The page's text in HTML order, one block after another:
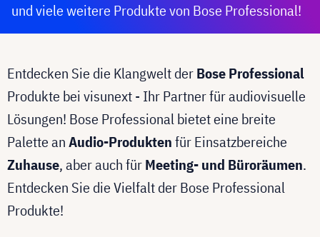
und viele weitere Produkte von Bose Professional!
Entdecken Sie die Klangwelt derBose Professional
Produkte bei visunext - Ihr Partner für audiovisuelle
Lösungen! Bose Professional bietet eine breite
Palette anAudio-Produktenfür Einsatzbereiche
Zuhause, aber auch fürMeeting- und Büroräumen.
Entdecken Sie die Vielfalt der Bose Professional
Produkte!